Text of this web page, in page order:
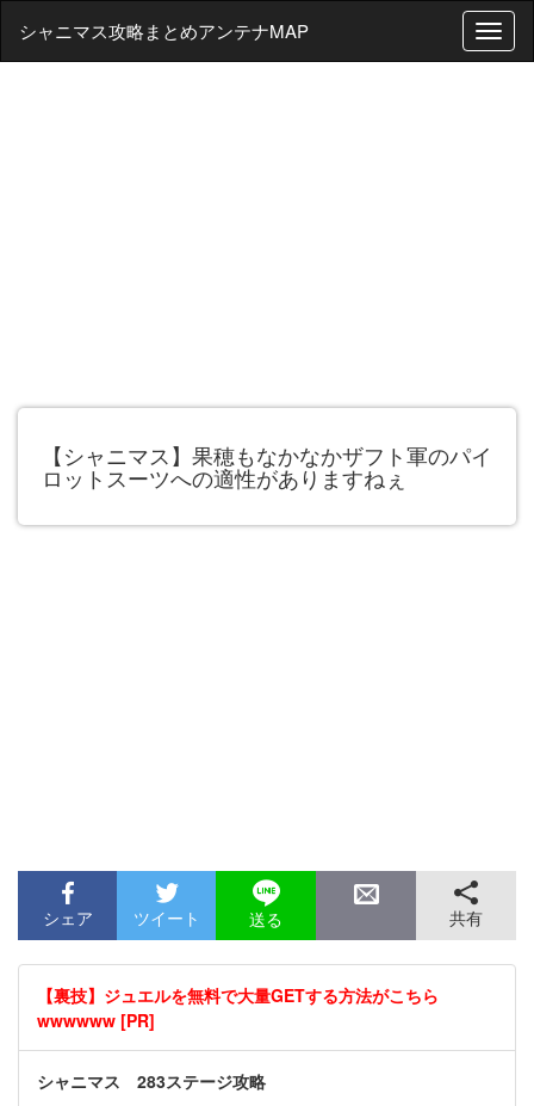
T
o
シャニマス攻略まとめアンテナMAP
【シャニマス】果穂もなかなかザフト軍のパイ
ロットスーツへの適性がありますねぇ
シェア ツイート 送る 共有
【裏技】ジュエルを無料で大量GETする方法がこちら
wwwwww [PR]
シャニマス 283ステージ攻略